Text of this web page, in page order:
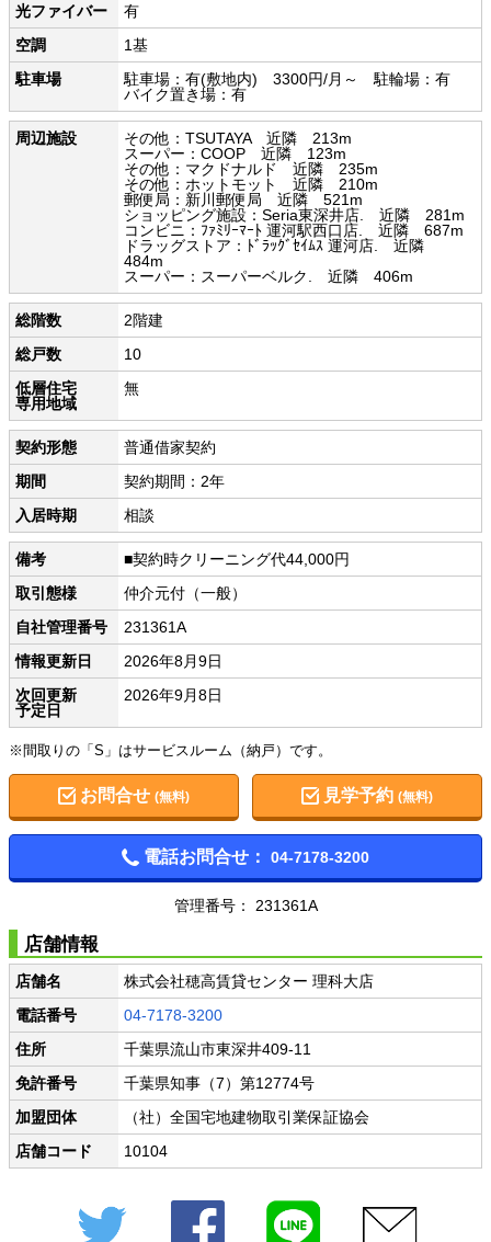
光ファイバー
有
空調
1基
駐車場
駐車場：有(敷地内) 3300円/月～ 駐輪場：有
バイク置き場：有
周辺施設
その他：TSUTAYA 近隣 213m
スーパー：COOP 近隣 123m
その他：マクドナルド 近隣 235m
その他：ホットモット 近隣 210m
郵便局：新川郵便局 近隣 521m
ショッピング施設：Seria東深井店. 近隣 281m
コンビニ：ﾌｧﾐﾘｰﾏｰﾄ 運河駅西口店. 近隣 687m
ドラッグストア：ﾄﾞﾗｯｸﾞｾｲﾑｽ 運河店. 近隣
484m
スーパー：スーパーベルク. 近隣 406m
総階数
2階建
総戸数
10
低層住宅
専用地域
無
契約形態
普通借家契約
期間
契約期間：2年
入居時期
相談
備考
■契約時クリーニング代44,000円
取引態様
仲介元付（一般）
自社管理番号
231361A
情報更新日
2026年8月9日
次回更新
予定日
2026年9月8日
※間取りの「S」はサービスルーム（納戸）です。
お問合せ (無料) 見学予約(無料)
電話お問合せ： 04-7178-3200
管理番号： 231361A
店舗情報
店舗名
株式会社穂高賃貸センター 理科大店
電話番号
04-7178-3200
住所
千葉県流山市東深井409-11
免許番号
千葉県知事（7）第12774号
加盟団体
（社）全国宅地建物取引業保証協会
店舗コード
10104
Twitter Facebook